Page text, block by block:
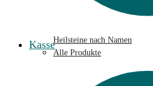
KasseHeilsteine nach Namen
Alle Produkte